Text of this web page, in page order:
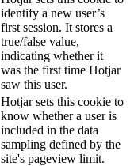
identify a new user’s
first session. It stores a
true/false value,
indicating whether it
was the first time Hotjar
saw this user.
Hotjar sets this cookie to
know whether a user is
included in the data
sampling defined by the
site's pageview limit.